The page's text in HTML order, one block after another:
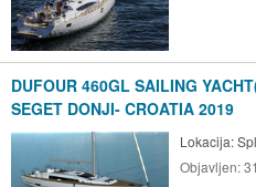
DUFOUR 460GL SAILING
SEGET DONJI- CROATIA 2019
Lokacija:
Objavljen: